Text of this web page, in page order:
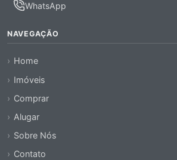
WhatsApp
NAVEGAÇÃO
Home
Imóveis
Comprar
Alugar
Sobre Nós
Contato